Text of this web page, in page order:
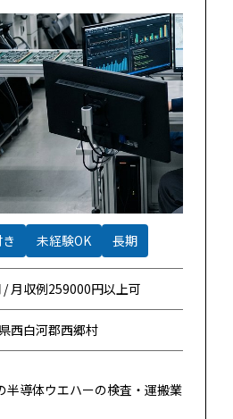
未経験OK 長期
月収例259000円以上可
西白河郡西郷村
半導体ウエハーの検査・運搬業